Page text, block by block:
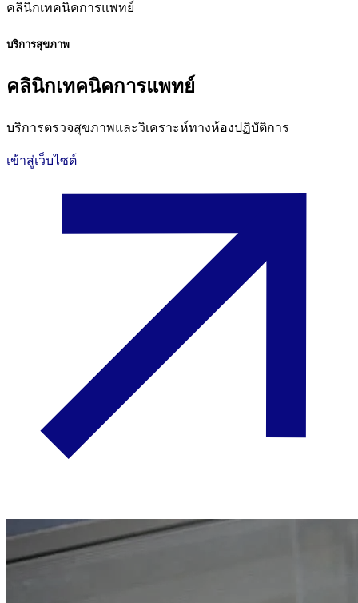
คลินิกเทคนิคการแพทย์
บริการสุขภาพ
คลินิกเทคนิคการแพทย์
บริการตรวจสุขภาพและวิเคราะห์ทางห้องปฏิบัติการ
เข้าสู่เว็บไซต์